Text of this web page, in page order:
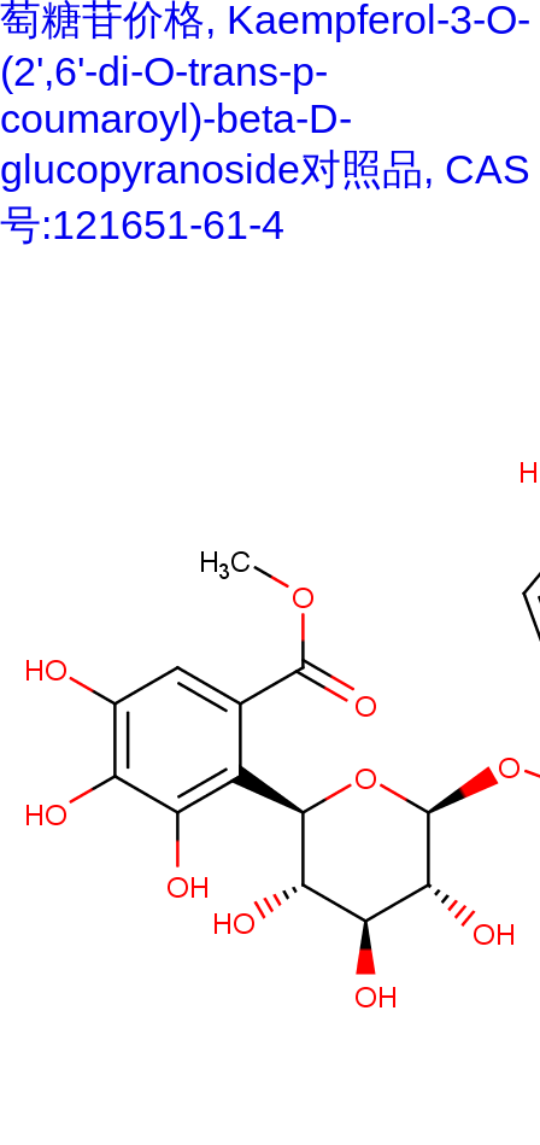
萄糖苷价格, Kaempferol-3-O-
(2',6'-di-O-trans-p-
coumaroyl)-beta-D-
glucopyranoside对照品, CAS
号:121651-61-4